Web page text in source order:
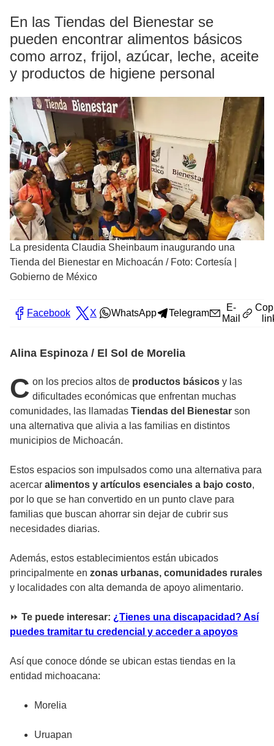
En las Tiendas del Bienestar se
pueden encontrar alimentos básicos
como arroz, frijol, azúcar, leche, aceite
y productos de higiene personal
La presidenta Claudia Sheinbaum inaugurando una
Tienda del Bienestar en Michoacán / Foto: Cortesía |
Gobierno de México
Facebook X WhatsApp Telegram
E-
Mail
Alina Espinoza / El Sol de Morelia
C on los precios altos de productos básicos y las
dificultades económicas que enfrentan muchas
comunidades, las llamadas Tiendas del Bienestar son
una alternativa que alivia a las familias en distintos
municipios de Michoacán.
Estos espacios son impulsados como una alternativa para
acercar alimentos y artículos esenciales a bajo costo,
por lo que se han convertido en un punto clave para
familias que buscan ahorrar sin dejar de cubrir sus
necesidades diarias.
Además, estos establecimientos están ubicados
principalmente en zonas urbanas, comunidades rurales
y localidades con alta demanda de apoyo alimentario.
⏩ Te puede interesar: ¿Tienes una discapacidad? Así
puedes tramitar tu credencial y acceder a apoyos
Así que conoce dónde se ubican estas tiendas en la
entidad michoacana:
Morelia
Uruapan